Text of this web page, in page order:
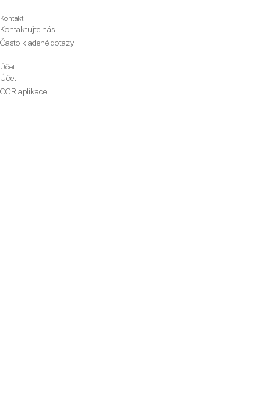
Kontakt
Kontaktujte nás
Často kladené dotazy
Účet
Účet
CCR aplikace